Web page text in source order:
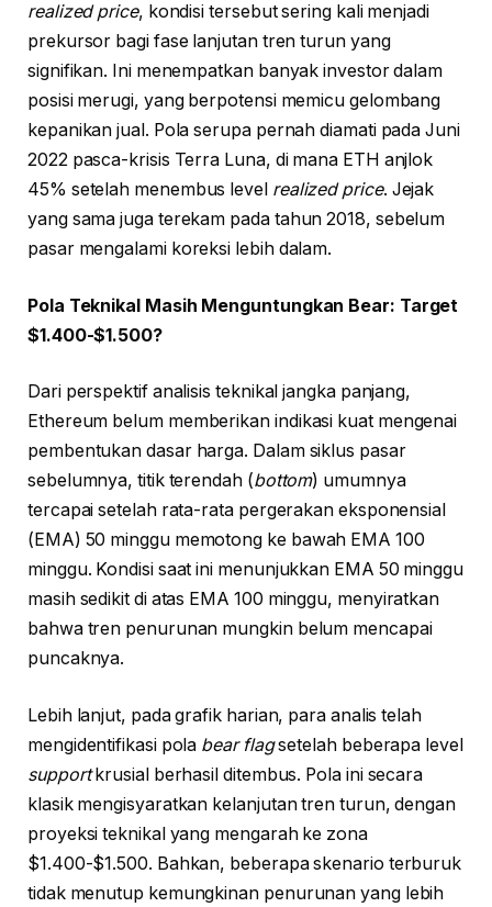
realized price, kondisi tersebut sering kali menjadi
prekursor bagi fase lanjutan tren turun yang
signifikan. Ini menempatkan banyak investor dalam
posisi merugi, yang berpotensi memicu gelombang
kepanikan jual. Pola serupa pernah diamati pada Juni
2022 pasca-krisis Terra Luna, di mana ETH anjlok
45% setelah menembus level realized price. Jejak
yang sama juga terekam pada tahun 2018, sebelum
pasar mengalami koreksi lebih dalam.
Pola Teknikal Masih Menguntungkan Bear: Target
$1.400-$1.500?
Dari perspektif analisis teknikal jangka panjang,
Ethereum belum memberikan indikasi kuat mengenai
pembentukan dasar harga. Dalam siklus pasar
sebelumnya, titik terendah (bottom) umumnya
tercapai setelah rata-rata pergerakan eksponensial
(EMA) 50 minggu memotong ke bawah EMA 100
minggu. Kondisi saat ini menunjukkan EMA 50 minggu
masih sedikit di atas EMA 100 minggu, menyiratkan
bahwa tren penurunan mungkin belum mencapai
puncaknya.
Lebih lanjut, pada grafik harian, para analis telah
mengidentifikasi pola bear flagsetelah beberapa level
supportkrusial berhasil ditembus. Pola ini secara
klasik mengisyaratkan kelanjutan tren turun, dengan
proyeksi teknikal yang mengarah ke zona
$1.400-$1.500. Bahkan, beberapa skenario terburuk
tidak menutup kemungkinan penurunan yang lebih